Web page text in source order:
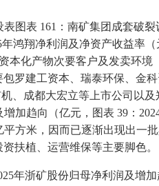
表 161：南矿集团成套破
鸿翔净利润及净资产收益率
化产物次要客户及发卖环
罗建工资本、瑞泰环保、金
成都大宏立等上市公司以
加趋向（亿元，图表 39：
方米，因而已逐渐出现出一
扶植、运营维保等主要脚色。
浙矿股份归母净利润及增